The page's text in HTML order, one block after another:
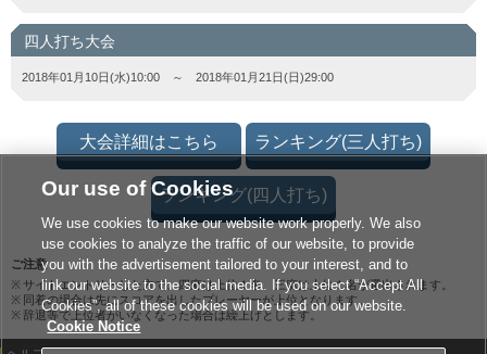
四人打ち大会
2018年01月10日(水)10:00 ～ 2018年01月21日(日)29:00
大会詳細はこちら ランキング(三人打ち)
ランキング(四人打ち)
ご注意
サイトエントリーした方で、四麻は上位１名、三麻は上位１名が選出されます。
同着の場合は先にスコアを出したプレーヤーが上位となります。
辞退等で上位者がいなくなった場合は繰上げとします。
Our use of Cookies
We use cookies to make our website work properly. We also
use cookies to analyze the traffic of our website, to provide
you with the advertisement tailored to your interest, and to
link our website to the social media. If you select “Accept All
Cookies”, all of these cookies will be used on our website.
Cookie Notice